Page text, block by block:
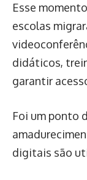
Esse
escolas
didáticos,
garantir
Foi um ponto
digitais são